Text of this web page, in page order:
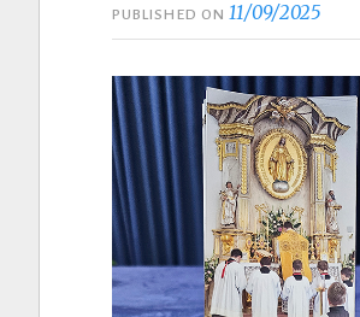
PUBLISHED ON11/09/2025